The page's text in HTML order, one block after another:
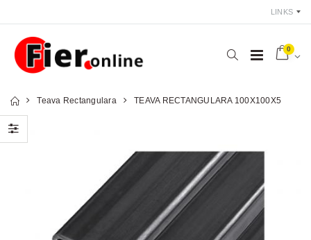
LINKS
0
Teava Rectangulara TEAVA RECTANGULARA 100X100X5